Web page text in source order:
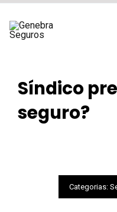
para
Síndico
seguro?
Categorias: